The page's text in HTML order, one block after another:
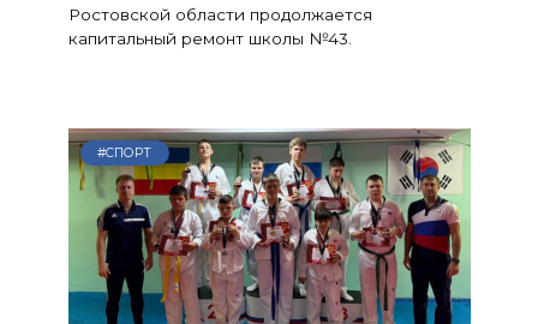
Ростовской области продолжается
капитальный ремонт школы №43.
#СПОРТ